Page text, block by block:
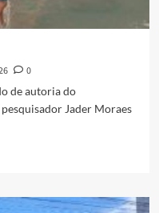
0
de autoria do
Jader Moraes